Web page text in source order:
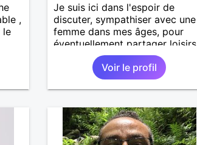
,
le
Je suis ici dans l'espoir de
discuter, sympathiser avec une
femme dans mes âges, pour
éventuellement partager loisirs
et balades voire plus si affinité.
J'ai de nombreux centres
d'intérêt comme la musique,
balades, pêche, gastronomie,...
Voir le profil